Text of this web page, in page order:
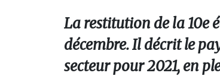
La restitution de la 10e
décembre. Il décrit le
secteur pour 2021, en